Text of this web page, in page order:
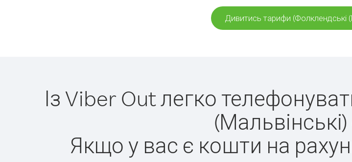
Дивитись тарифи (Фолклендські
Із Viber Out легко
Якщо у вас є кошти на